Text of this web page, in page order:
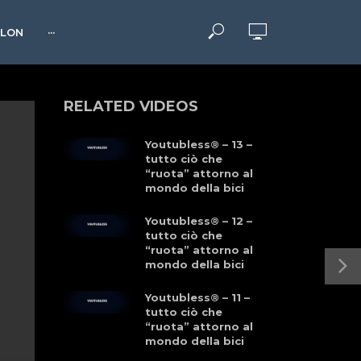
···
RELATED VIDEOS
Youtubless® – 13 –
tutto ciò che
“ruota” attorno al
mondo della bici
Youtubless® – 12 –
tutto ciò che
“ruota” attorno al
mondo della bici
Youtubless® – 11 –
tutto ciò che
“ruota” attorno al
mondo della bici